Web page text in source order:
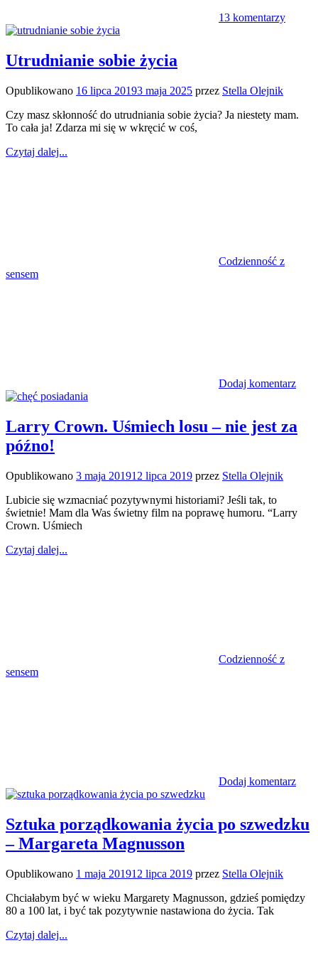
13 komentarzy
Utrudnianie sobie życia
Opublikowano 16 lipca 20193 maja 2025 przez Stella Olejnik
Czy masz skłonność do utrudniania sobie życia? Ja niestety mam.
To cała ja! Zdarza mi się w wkręcić w coś,
Czytaj dalej...
Codzienność z
sensem
Dodaj komentarz
Larry Crown. Uśmiech losu – nie jest za
późno!
Opublikowano 3 maja 201912 lipca 2019 przez Stella Olejnik
Lubicie się wzmacniać pozytywnymi historiami? Jeśli tak, to
świetnie! Mam dla Was świetny film na poprawę humoru. “Larry
Crown. Uśmiech
Czytaj dalej...
Codzienność z
sensem
Dodaj komentarz
Sztuka porządkowania życia po szwedzku
– Margareta Magnusson
Opublikowano 1 maja 201912 lipca 2019 przez Stella Olejnik
Chciałabym być w wieku Margarety Magnusson, gdzieś pomiędzy
80 a 100 lat, i być tak pozytywnie nastawiona do życia. Tak
Czytaj dalej...